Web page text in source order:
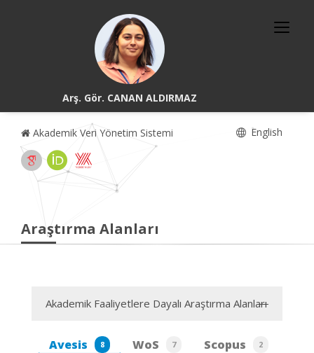
Arş. Gör. CANAN ALDIRMAZ
Akademik Veri Yönetim Sistemi English
Araştırma Alanları
Akademik Faaliyetlere Dayalı Araştırma Alanları
Avesis 8 WoS 7 Scopus 2